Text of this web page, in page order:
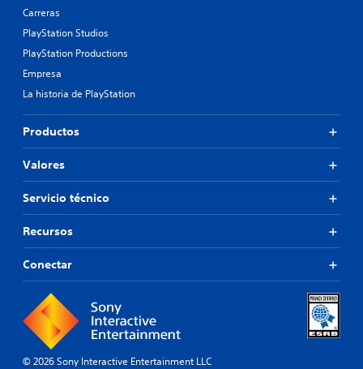
Carreras
PlayStation Studios
PlayStation Productions
Empresa
La historia de PlayStation
Productos
Valores
Servicio técnico
Recursos
Conectar
© 2026 Sony Interactive Entertainment LLC